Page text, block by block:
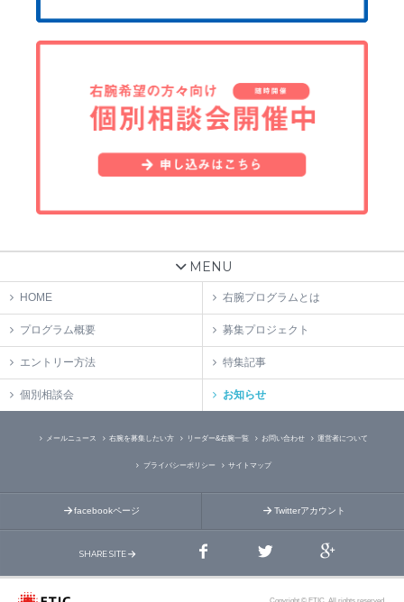
MENU
HOME 右腕プログラムとは
プログラム概要 募集プロジェクト
エントリー方法 特集記事
個別相談会 お知らせ
メールニュース 右腕を募集したい方 リーダー&右腕一覧 お問い合わせ 運営者について
プライバシーポリシー サイトマップ
facebookページ Twitterアカウント
SHARE SITE
Copyright © ETIC. All rights reserved.